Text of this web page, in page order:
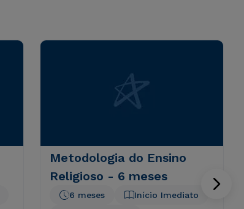
Metodologia do Ensino
Religioso - 6 meses
Início Imediato
6 meses